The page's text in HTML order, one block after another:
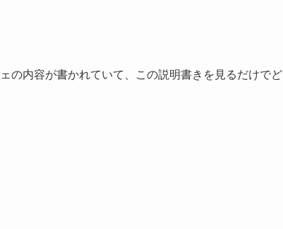
の内容が書かれていて、この説明書きを見るだけでど